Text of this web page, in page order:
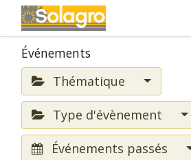
Événements
Thématique
Type d'évènement
Événements passés